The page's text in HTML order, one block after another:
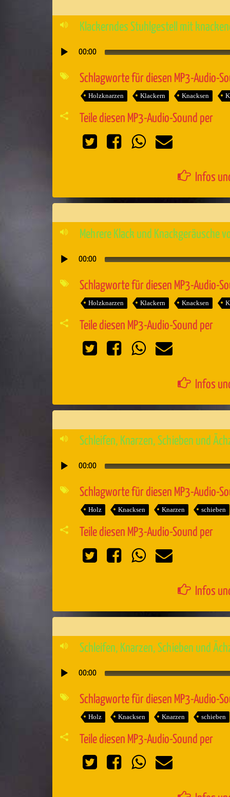
Klackerndes Stuhlgestell mit
Audio-
Player
00:00
Schlagworte für diesen MP3-Audio-
Holzknarzen Klackern Knacksen
Teile diesen MP3-Audio-Sound per
Infos
Mehrere Klack und Knackgeräusche
Audio-
Player
00:00
Schlagworte für diesen MP3-Audio-
Holzknarzen Klackern Knacksen
Teile diesen MP3-Audio-Sound per
Infos
Schleifen, Knarzen, Schieben und
Audio-
Player
00:00
Schlagworte für diesen MP3-Audio-
Holz Knacksen Knarzen schieben
Teile diesen MP3-Audio-Sound per
Infos
Schleifen, Knarzen, Schieben und
Audio-
Player
00:00
Schlagworte für diesen MP3-Audio-
Holz Knacksen Knarzen schieben
Teile diesen MP3-Audio-Sound per